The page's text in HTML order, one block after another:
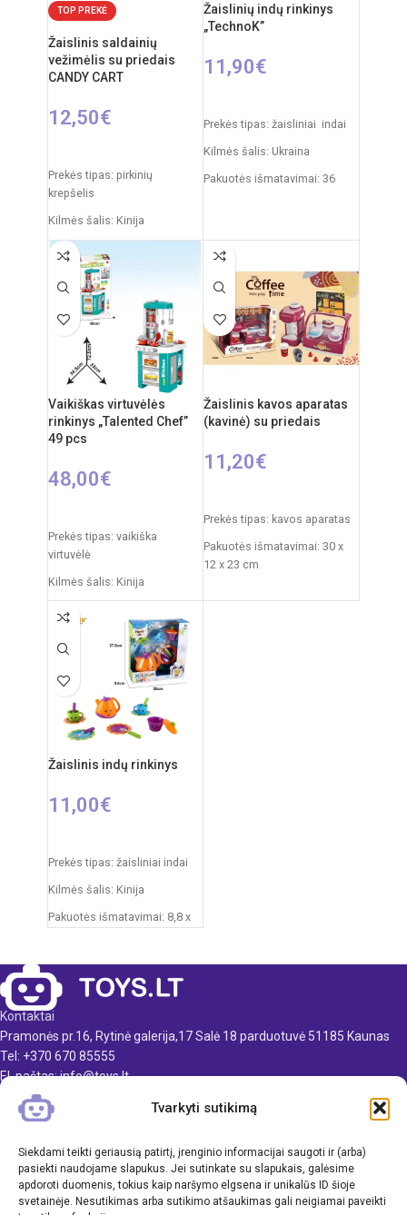
Tvarkyti sutikimą
Siekdami teikti geriausią patirtį, įrenginio informacijai saugoti ir (arba)
pasiekti naudojame slapukus. Jei sutinkate su slapukais, galėsime
apdoroti duomenis, tokius kaip naršymo elgsena ir unikalūs ID šioje
svetainėje. Nesutikimas arba sutikimo atšaukimas gali neigiamai paveikti
TOP PREKĖ
Žaislinis saldainių
vežimėlis su priedais
CANDY CART
12,50€
Prekės tipas: pirkinių
krepšelis
Kilmės šalis: Kinija
Pakuotės išmatavimai: 35 x 7
x 27 cm
Produkto išmatavimai: 24,5 x
26 x 15,5 cm
Produkto medžiaga: plastikas
Rekomenduojamas amžius:
nuo 3 metų
Reikalingi elementai: 2xAA
(nepridedama)
Žaislinių indų rinkinys
„TechnoK”
11,90€
Prekės tipas: žaisliniai indai
Kilmės šalis: Ukraina
Pakuotės išmatavimai: 36
Produkto medžiaga: plastikas
Rekomenduojamas amžius:
nuo 3 metų
Vaikiškas virtuvėlės
rinkinys „Talented Chef”
49 pcs
48,00€
Prekės tipas: vaikiška
virtuvėlė
Kilmės šalis: Kinija
48 x 70 cm
Virtuvėlės išmatavimai: 33 x
Produkto medžiaga: plastikas
Rekomenduojamas amžius:
nuo 3 metų
Elementai: 3 x AA
Žaislinis kavos aparatas
(kavinė) su priedais
11,20€
Prekės tipas: kavos aparatas
Pakuotės išmatavimai: 30 x
12 x 23 cm
Žaislinis indų rinkinys
11,00€
Prekės tipas: žaisliniai indai
Kilmės šalis: Kinija
Pakuotės išmatavimai: 8,8 x
Produkto medžiaga: plastikas
Rekomenduojamas amžius:
nuo 3 metų
Kontaktai
Pramonės pr.16, Rytinė galerija,17 Salė 18 parduotuvė 51185 Kaunas
Tel: +370 670 85555
El. paštas: info@toys.lt
TOYS.LT
KLIENTAMS
INFORMACIJA